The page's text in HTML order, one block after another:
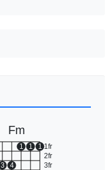
Fm
1fr
2fr
3fr
3 4
1 1 1